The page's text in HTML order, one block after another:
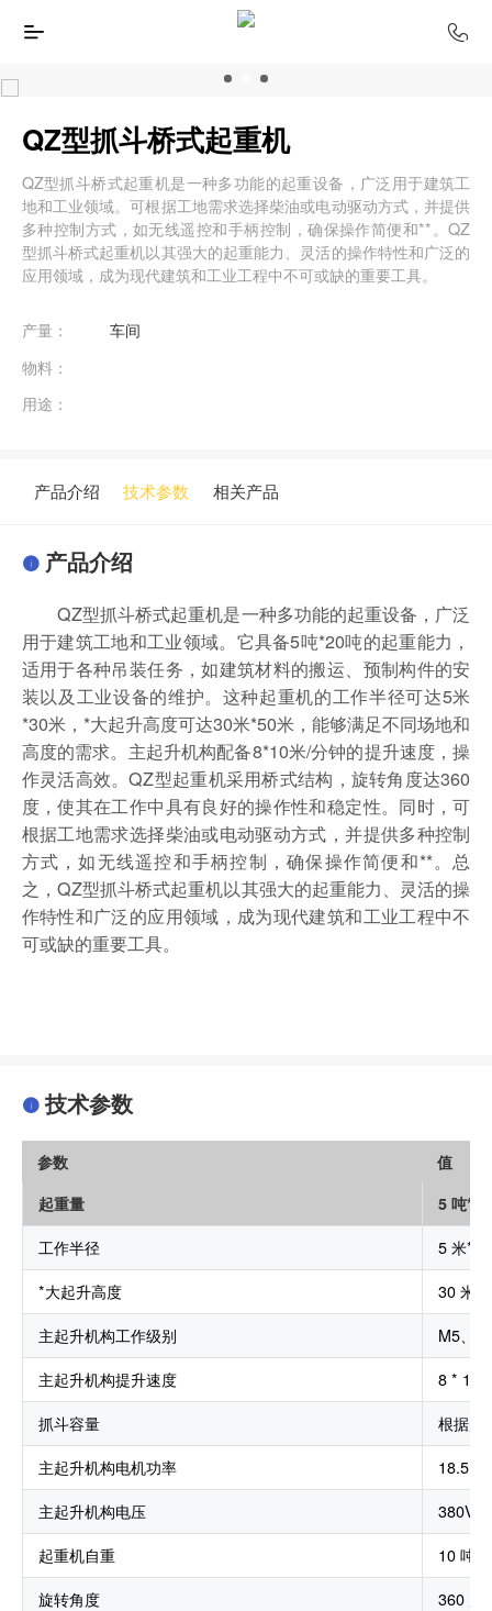
QZ型抓斗桥式起重机
QZ型抓斗桥式起重机是一种多功能的起重设备，广泛用于建筑工
地和工业领域。可根据工地需求选择柴油或电动驱动方式，并提供
多种控制方式，如无线遥控和手柄控制，确保操作简便和**。QZ
型抓斗桥式起重机以其强大的起重能力、灵活的操作特性和广泛的
应用领域，成为现代建筑和工业工程中不可或缺的重要工具。
产量：
车间
物料：
用途：
产品介绍 技术参数 相关产品
产品介绍
QZ型抓斗桥式起重机是一种多功能的起重设备，广泛
用于建筑工地和工业领域。它具备5吨*20吨的起重能力，
适用于各种吊装任务，如建筑材料的搬运、预制构件的安
装以及工业设备的维护。这种起重机的工作半径可达5米
*30米，*大起升高度可达30米*50米，能够满足不同场地和
高度的需求。主起升机构配备8*10米/分钟的提升速度，操
作灵活高效。QZ型起重机采用桥式结构，旋转角度达360
度，使其在工作中具有良好的操作性和稳定性。同时，可
根据工地需求选择柴油或电动驱动方式，并提供多种控制
方式，如无线遥控和手柄控制，确保操作简便和**。总
之，QZ型抓斗桥式起重机以其强大的起重能力、灵活的操
作特性和广泛的应用领域，成为现代建筑和工业工程中不
可或缺的重要工具。
技术参数
参数
值
起重量
5 吨*
工作半径
5 米*
*大起升高度
30 米*
主起升机构工作级别
M5、
主起升机构提升速度
8 * 10
抓斗容量
根据起
主起升机构电机功率
18.5
主起升机构电压
380V/
起重机自重
10 吨*
旋转角度
360 度